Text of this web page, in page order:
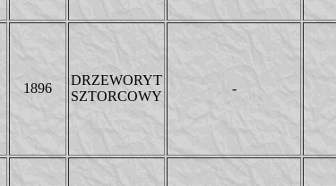
1896
DRZEWORYT
SZTORCOWY
-